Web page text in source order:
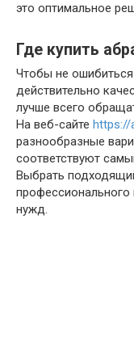
это оптимальное
Где купить
Чтобы не
действительно
лучше всего
На веб-сайте
разнообразные
соответствуют
Выбрать
нужд.